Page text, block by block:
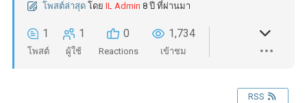
โพสต์ล่าสุด โดย IL Admin 8 ปี ที่ผ่านมา
1
โพสต์
1
ผู้ใช้
0
Reactions
1,734
เข้าชม
RSS